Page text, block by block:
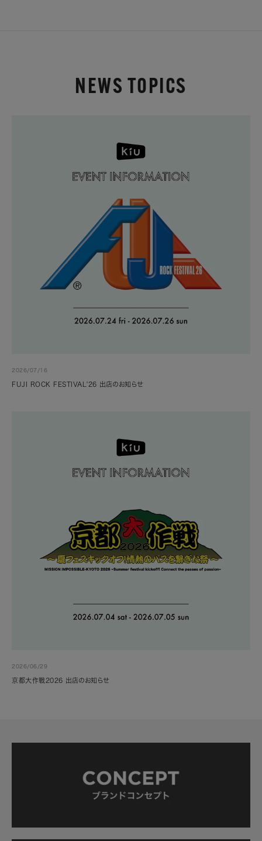
NEWS TOPICS
2026/07/16
FUJI ROCK FESTIVAL'26 出店のお知らせ
2026/06/29
京都大作戦2026 出店のお知らせ